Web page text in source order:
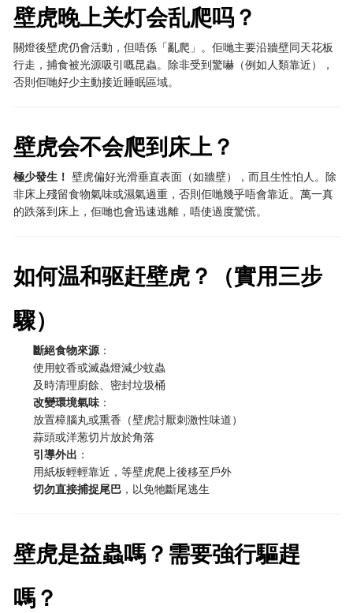
壁虎晚上关灯会乱爬吗？
關燈後壁虎仍會活動，但唔係「亂爬」。佢哋主要沿牆壁同天花板
行走，捕食被光源吸引嘅昆蟲。除非受到驚嚇（例如人類靠近），
否則佢哋好少主動接近睡眠區域。
壁虎会不会爬到床上？
極少發生！ ​ 壁虎偏好光滑垂直表面（如牆壁），而且生性怕人。除
非床上殘留食物氣味或濕氣過重，否則佢哋幾乎唔會靠近。萬一真
的跌落到床上，佢哋也會迅速逃離，唔使過度驚慌。
如何温和驱赶壁虎？（實用三步
驟）
斷絕食物來源：
使用蚊香或滅蟲燈減少蚊蟲
及時清理廚餘、密封垃圾桶
改變環境氣味：
放置樟腦丸或熏香（壁虎討厭刺激性味道）
蒜頭或洋葱切片放於角落
引導外出 ：
用紙板輕輕靠近，等壁虎爬上後移至戶外
切勿直接捕捉尾巴 ，以免牠斷尾逃生
壁虎是益蟲嗎？需要強行驅趕
嗎？